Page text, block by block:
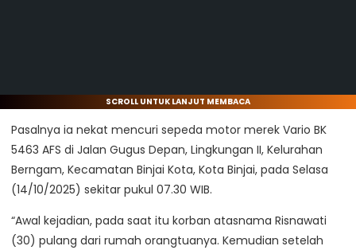
SCROLL UNTUK LANJUT MEMBACA
Pasalnya ia nekat mencuri sepeda motor merek Vario BK
5463 AFS di Jalan Gugus Depan, Lingkungan II, Kelurahan
Berngam, Kecamatan Binjai Kota, Kota Binjai, pada Selasa
(14/10/2025) sekitar pukul 07.30 WIB.
“Awal kejadian, pada saat itu korban atasnama Risnawati
(30) pulang dari rumah orangtuanya. Kemudian setelah